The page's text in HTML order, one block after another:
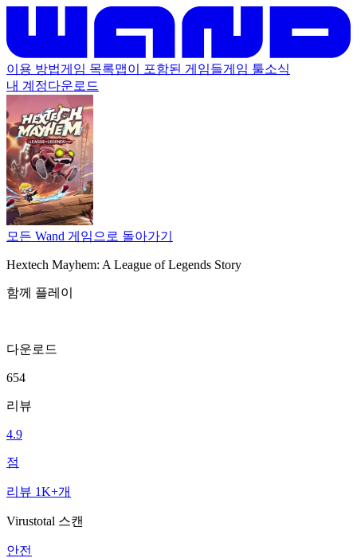
이용 방법게임 목록맵이 포함된 게임들게임 툴소식
내 계정다운로드
모든 Wand 게임으로 돌아가기
Hextech Mayhem: A League of Legends Story
함께 플레이
다운로드
654
리뷰
4.9
점
리뷰 1K+개
Virustotal 스캔
안전